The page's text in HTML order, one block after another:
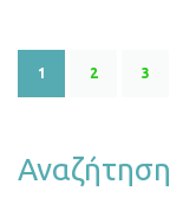
1 2 3
Αναζήτηση